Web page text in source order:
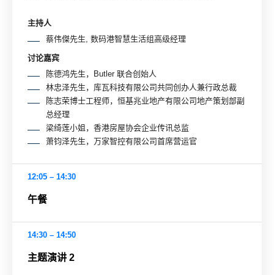
主持人
蔡伟傑先生, 数码港智慧生活组高级经理
讨论嘉宾
陈德鸿先生，Butler 联合创始人
林忠泽先生，库瓦科技有限公司共同创办人兼行政总裁
陈志荣博士工程师，恒基兆业地产有限公司地产策划部副
总经理
梁绮莲小姐，香港房屋协会企业传讯总监
萧钧泽先生，万家智控有限公司首席营运官
12:05 – 14:30
午餐
14:30 – 14:50
主题演讲 2